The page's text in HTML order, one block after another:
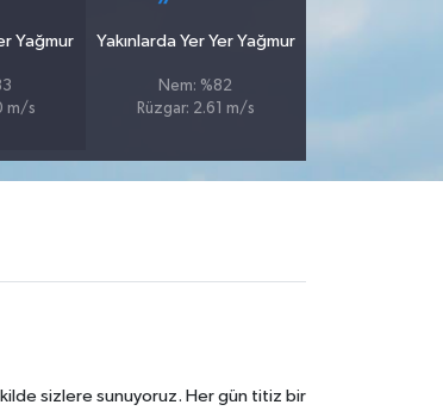
Yağmur
m/s
Yakınlarda Yer Yer Yağmur
Nem: %82
Rüzgar: 2.61 m/s
sizlere sunuyoruz. Her gün titiz bir